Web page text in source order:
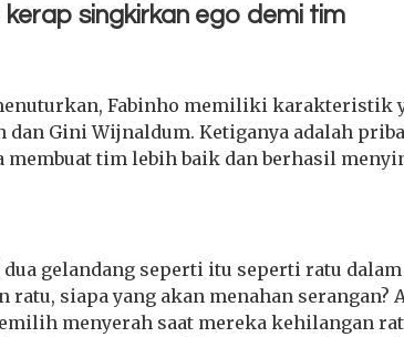
kerap singkirkan ego demi tim
Fabinho memiliki karakteristik
dan Gini Wijnaldum. Ketiganya adalah
membuat tim lebih baik dan berhasil
gelandang seperti itu seperti ratu
ratu, siapa yang akan menahan serangan?
menyerah saat mereka kehilangan